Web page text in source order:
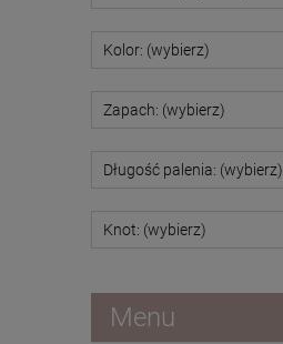
Kolor: (wybierz)
Zapach: (wybierz)
Długość palenia: (wybierz)
Knot: (wybierz)
Menu